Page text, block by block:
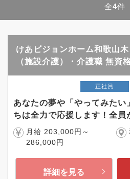
全4件
けあビジョンホーム和歌山
（施設介護）・介護職 無資
正社員
あなたの夢や「やってみたい
ちは全力で応援します！全員
月給 203,000円～
286,000円
詳細を見る